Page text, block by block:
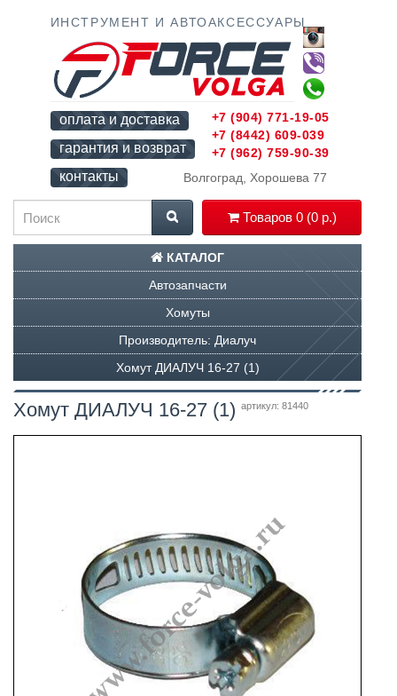
ИНСТРУМЕНТ И АВТОАКСЕССУАРЫ
оплата и доставка
гарантия и возврат
контакты
Волгоград, Хорошева 77
Товаров 0 (0 р.)
+7 (904) 771-19-05
+7 (8442) 609-039
+7 (962) 759-90-39
КАТАЛОГ
Автозапчасти
Хомуты
Производитель: Диалуч
Хомут ДИАЛУЧ 16-27 (1)
Хомут ДИАЛУЧ 16-27 (1) артикул: 81440